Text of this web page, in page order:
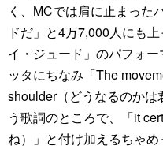
く、MCでは肩に止まった
ドだ」と4万7,000人にも
イ・ジュード」のパフォ
ッタにちなみ「The
shoulder（どうなるのか
う歌詞のところで、「it
ね）」と付け加えるちゃめ